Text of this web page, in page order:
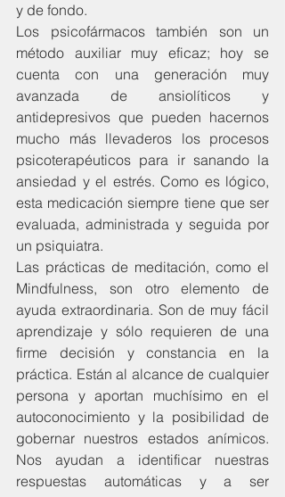
y de fondo.
Los psicofármacos también son un
método auxiliar muy eficaz; hoy se
cuenta con una generación muy
avanzada de ansiolíticos y
antidepresivos que pueden hacernos
mucho más llevaderos los procesos
psicoterapéuticos para ir sanando la
ansiedad y el estrés. Como es lógico,
esta medicación siempre tiene que ser
evaluada, administrada y seguida por
un psiquiatra.
Las prácticas de meditación, como el
Mindfulness, son otro elemento de
ayuda extraordinaria. Son de muy fácil
aprendizaje y sólo requieren de una
firme decisión y constancia en la
práctica. Están al alcance de cualquier
persona y aportan muchísimo en el
autoconocimiento y la posibilidad de
gobernar nuestros estados anímicos.
Nos ayudan a identificar nuestras
respuestas automáticas y a ser